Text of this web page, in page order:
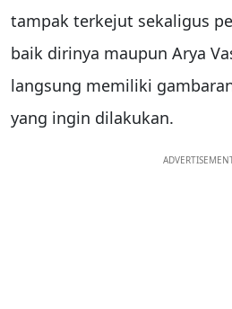
tampak terkejut sekaligus
baik dirinya maupun Arya
langsung memiliki
yang ingin dilakukan.